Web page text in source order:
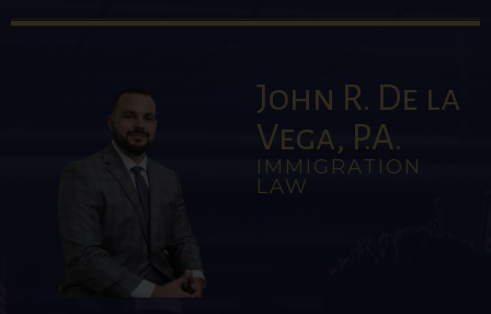
John R. De la
Vega, P.A.
IMMIGRATION
LAW